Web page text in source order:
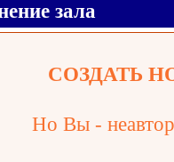
зала
СОЗДАТЬ
Но Вы -